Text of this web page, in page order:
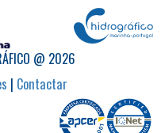
@ 2026
| Contactar